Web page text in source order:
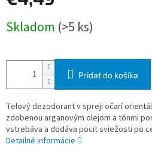
cena:
Skladom (>5 ks)
Pridať do košíka
Telový dezodorant v spreji očarí
zdobenou arganovým olejom a tónmi
vstrebáva a dodáva pocit sviežosti po
Detailné informácie